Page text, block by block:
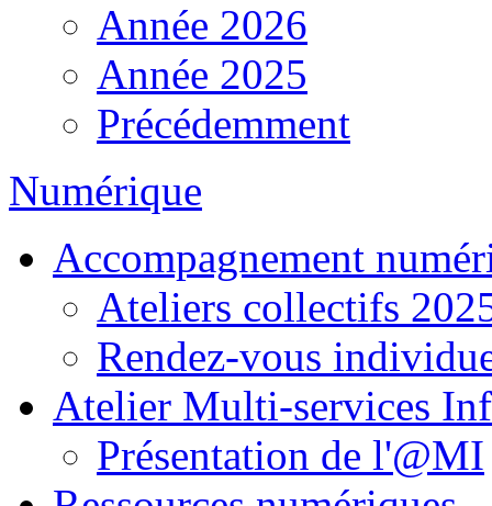
Année 2026
Année 2025
Précédemment
Numérique
Accompagnement
Ateliers collectifs
Rendez-vous
Atelier Multi-services
Présentation de l'@MI